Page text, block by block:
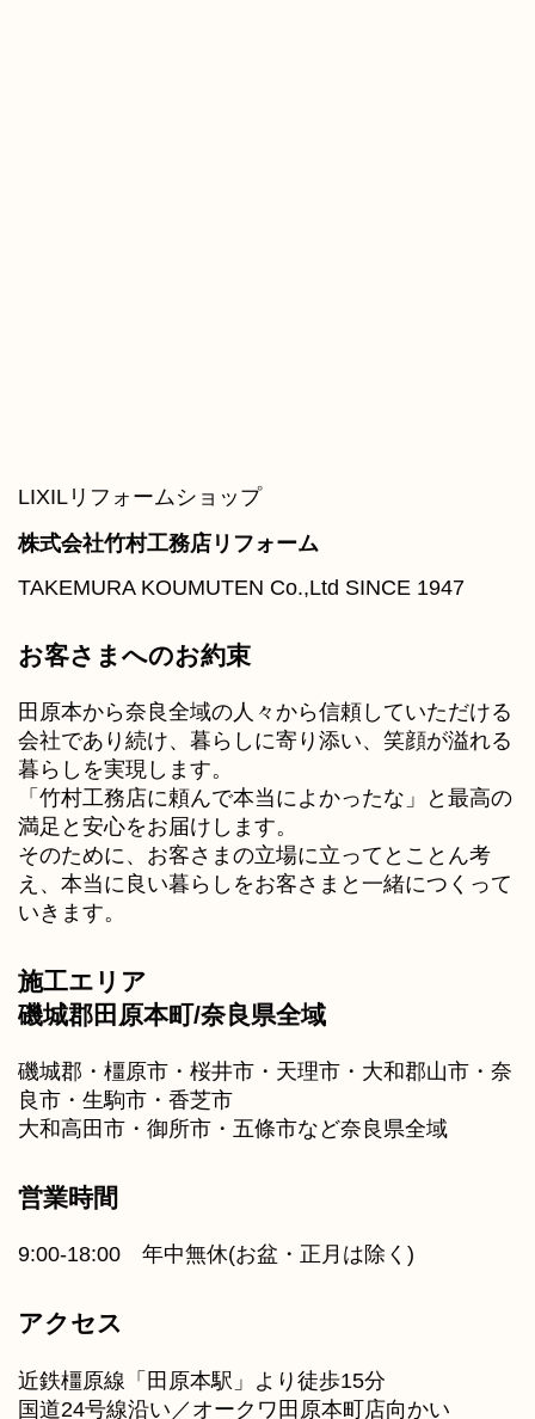
LIXILリフォームショップ
株式会社竹村工務店リフォーム
TAKEMURA KOUMUTEN Co.,Ltd SINCE 1947
お客さまへのお約束
田原本から奈良全域の人々から信頼していただける
会社であり続け、暮らしに寄り添い、笑顔が溢れる
暮らしを実現します。
「竹村工務店に頼んで本当によかったな」と最高の
満足と安心をお届けします。
そのために、お客さまの立場に立ってとことん考
え、本当に良い暮らしをお客さまと一緒につくって
いきます。
施工エリア
磯城郡田原本町/奈良県全域
磯城郡・橿原市・桜井市・天理市・大和郡山市・奈
良市・生駒市・香芝市
大和高田市・御所市・五條市など奈良県全域
営業時間
9:00-18:00 年中無休(お盆・正月は除く)
アクセス
近鉄橿原線「田原本駅」より徒歩15分
国道24号線沿い／オークワ田原本町店向かい